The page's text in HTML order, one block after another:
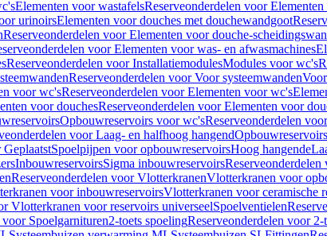
Elementen voor wastafelsReserveonderdelen voor
urinoirsElementen voor douches met douchewandgoot
Reserveonderdelen voor Elementen voor douche-
voor Elementen voor was- en afwasmachines
Reserveonderdelen voor InstallatiemodulesModules voor wc's
Reserveonderdelen voor Voor systeemwanden
voor wc'sReserveonderdelen voor Elementen voor wc's
voor douchesReserveonderdelen voor Elementen voor
Opbouwreservoirs voor wc'sReserveonderdelen
voor Laag- en halfhoog hangend
GeplaatstSpoelpijpen voor opbouwreservoirsHoog hangende
InbouwreservoirsSigma inbouwreservoirsReserveonderdelen
Reserveonderdelen voor VlotterkranenVlotterkranen voor
voor inbouwreservoirsVlotterkranen voor ceramische
Vlotterkranen voor reservoirs universeelSpoelventielen
Spoelgarnituren2-toets spoelingReserveonderdelen voor 2-